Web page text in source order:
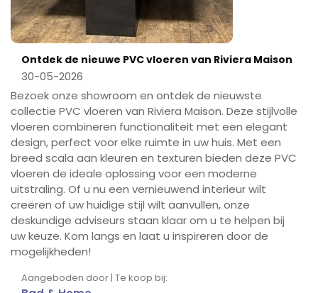
Ontdek de nieuwe PVC vloeren van Riviera Maison
30-05-2026
Bezoek onze showroom en ontdek de nieuwste
collectie PVC vloeren van Riviera Maison. Deze stijlvolle
vloeren combineren functionaliteit met een elegant
design, perfect voor elke ruimte in uw huis. Met een
breed scala aan kleuren en texturen bieden deze PVC
vloeren de ideale oplossing voor een moderne
uitstraling. Of u nu een vernieuwend interieur wilt
creëren of uw huidige stijl wilt aanvullen, onze
deskundige adviseurs staan klaar om u te helpen bij
uw keuze. Kom langs en laat u inspireren door de
mogelijkheden!
Aangeboden door | Te koop bij: